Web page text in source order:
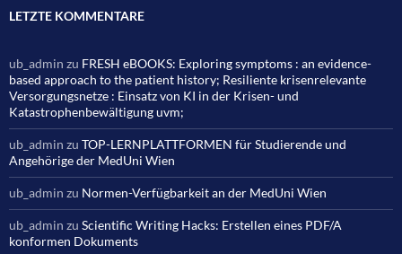
LETZTE KOMMENTARE
ub_admin zu FRESH eBOOKS: Exploring symptoms : an evidence-
based approach to the patient history; Resiliente krisenrelevante
Versorgungsnetze : Einsatz von KI in der Krisen- und
Katastrophenbewältigung uvm;
ub_admin zu TOP-LERNPLATTFORMEN für Studierende und
Angehörige der MedUni Wien
ub_admin zu Normen-Verfügbarkeit an der MedUni Wien
ub_admin zu Scientific Writing Hacks: Erstellen eines PDF/A
konformen Dokuments